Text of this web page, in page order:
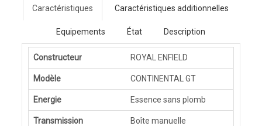
Caractéristiques Caractéristiques additionnelles
Equipements État Description
Constructeur ROYAL ENFIELD
Modèle CONTINENTAL GT
Energie Essence sans plomb
Transmission Boîte manuelle